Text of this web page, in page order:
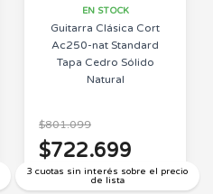
EN STOCK
Guitarra Clásica Cort
Ac250-nat Standard
Tapa Cedro Sólido
Natural
3 cuotas sin interés sobre el precio
de lista
$801.099
$722.699